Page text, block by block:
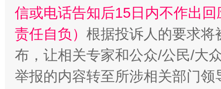
信或电话告知后15日内不作出
责任自负） 根据投诉人的要求将
布，让相关专家和公众/公民/大
举报的内容转至所涉相关部门